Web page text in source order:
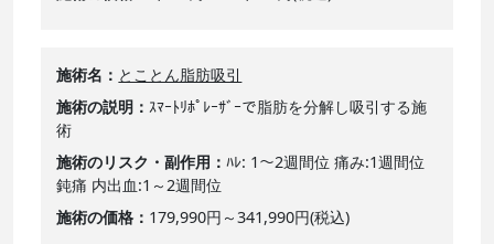
施術名
とことん脂肪吸引
施術の説明
ｽﾏｰﾄﾘﾎﾟﾚｰｻﾞｰで脂肪を分解し吸引する施
術
施術のリスク・副作用
ﾊﾚ: 1～2週間位 痛み:1週間位
鈍痛 内出血:1～2週間位
施術の価格
179,990円～341,990円(税込)